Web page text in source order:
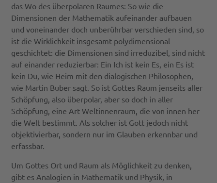
das Wo des überpolaren Raumes: So wie die
Dimensionen der Mathematik aufeinander aufbauen
und voneinander doch unberührbar verschieden sind, so
ist die Wirklichkeit insgesamt polydimensional
geschichtet: die Dimensionen sind irreduzibel, sind nicht
auf einander reduzierbar: Ein Ich ist kein Es, ein Es ist
kein Du, wie Heim mit den dialogischen Philosophen,
wie Martin Buber sagt. So ist Gottes Raum jenseits aller
Schöpfung, also überpolar, aber so doch in aller
Schöpfung, eine Art Weltinnenraum, die von innen her
die Welt bestimmt. Als solcher ist Gott jedoch nicht
objektivierbar, sondern nur im Glauben erkennbar und
erfassbar.
Um Gottes Ort und Raum als Möglichkeit zu denken,
gibt es Analogien in Mathematik und Physik, in